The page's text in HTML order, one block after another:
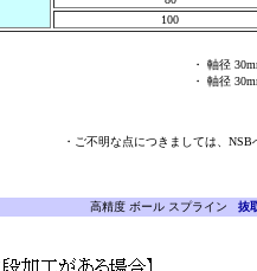
100
・ 軸径
・ 軸径
・ご不明な点につきましては、NSB
高精度 ボール スプライン 抜